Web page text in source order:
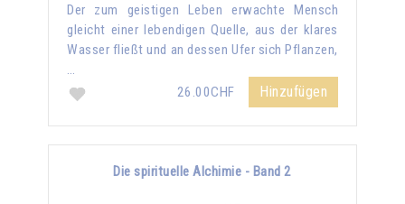
Der zum geistigen Leben erwachte Mensch
gleicht einer lebendigen Quelle, aus der klares
Wasser fließt und an dessen Ufer sich Pflanzen,
26.00CHF
Hinzufügen
Die spirituelle Alchimie - Band 2